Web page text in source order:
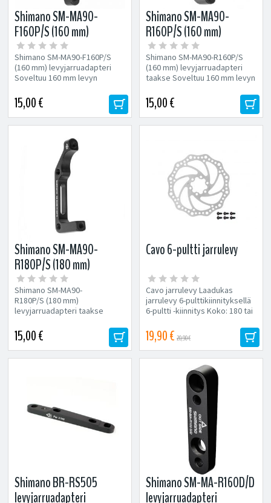
Shimano SM-MA90-
F160P/S (160 mm)
levyjarruadapteri
Shimano SM-MA90-F160P/S
(160 mm) levyjarruadapteri
Soveltuu 160 mm levyn
standard etuhaarukkaan,...
15,00 €
Shimano SM-MA90-
R160P/S (160 mm)
levyjarruadapteri
Shimano SM-MA90-R160P/S
(160 mm) levyjarruadapteri
taakse Soveltuu 160 mm levyn
standard runkokiinnike,...
15,00 €
Shimano SM-MA90-
R180P/S (180 mm)
levyjarruadapteri
Shimano SM-MA90-
R180P/S (180 mm)
levyjarruadapteri taakse
asennukseen IS standardin...
15,00 €
Cavo 6-pultti jarrulevy
Cavo jarrulevy Laadukas
jarrulevy 6-pulttikiinnityksellä
6-pultti -kiinnitys Koko: 180 tai
19,90 € 20,90 €
Shimano BR-RS505
levyjarruadapteri
Shimano SM-MA-R160D/D
levyjarruadapteri